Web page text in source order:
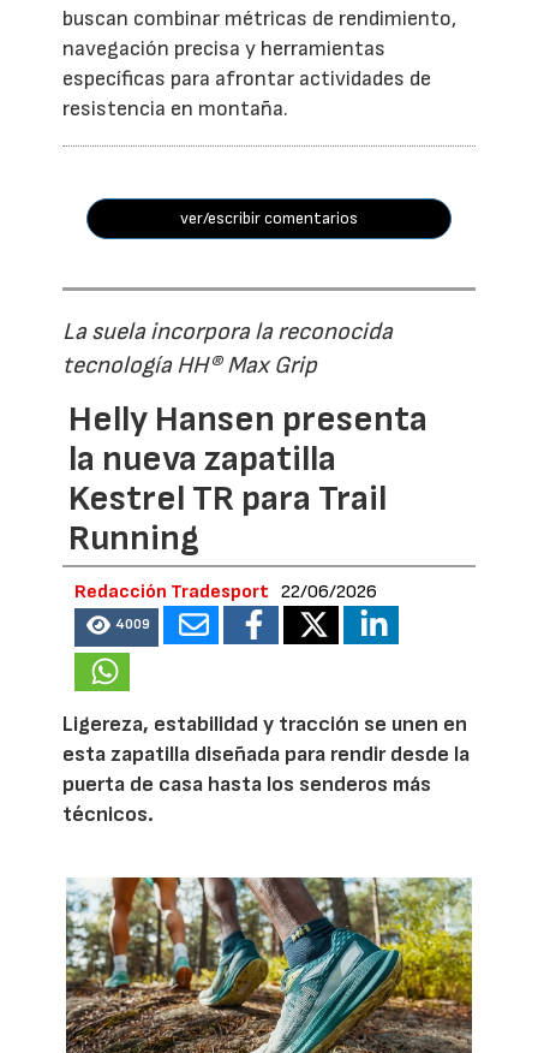
buscan combinar métricas de rendimiento,
navegación precisa y herramientas
específicas para afrontar actividades de
resistencia en montaña.
ver/escribir comentarios
La suela incorpora la reconocida
tecnología HH® Max Grip
Helly Hansen presenta
la nueva zapatilla
Kestrel TR para Trail
Running
Redacción Tradesport 22/06/2026
4009
Ligereza, estabilidad y tracción se unen en
esta zapatilla diseñada para rendir desde la
puerta de casa hasta los senderos más
técnicos.